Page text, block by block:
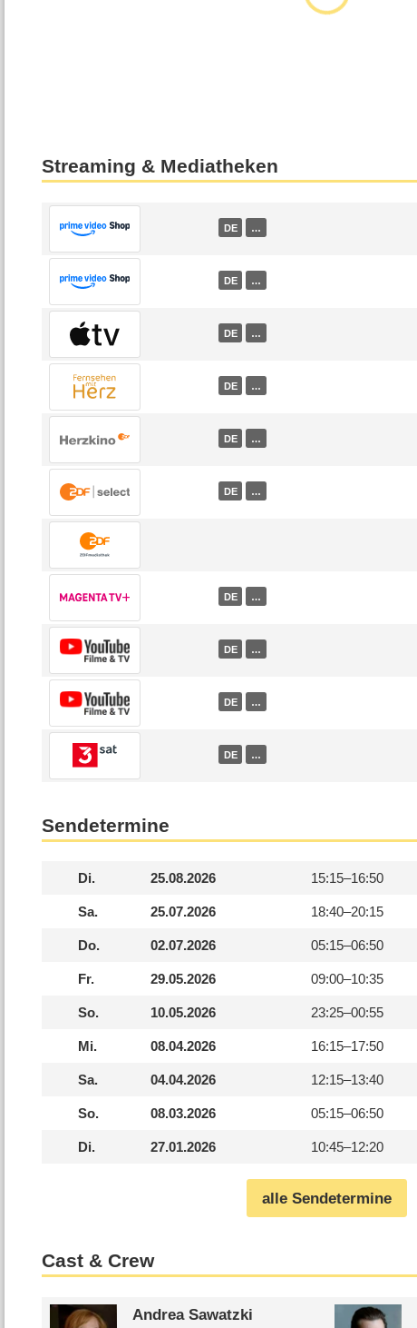
Streaming & Mediatheken
DE …
DE …
DE …
DE …
DE …
DE …
DE …
DE …
DE …
DE …
Sendetermine
Di. 25.08.2026 15:15–16:50
Sa. 25.07.2026 18:40–20:15
Do. 02.07.2026 05:15–06:50
Fr. 29.05.2026 09:00–10:35
So. 10.05.2026 23:25–00:55
Mi. 08.04.2026 16:15–17:50
Sa. 04.04.2026 12:15–13:40
So. 08.03.2026 05:15–06:50
Di. 27.01.2026 10:45–12:20
alle Sendetermine
Cast & Crew
Andrea Sawatzki